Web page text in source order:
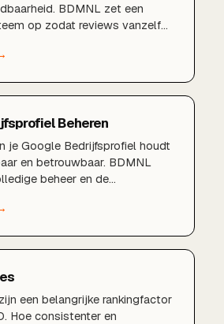
BDMNL zet een
op zodat reviews vanzelf
Beheren
je Google Bedrijfsprofiel houdt
en betrouwbaar. BDMNL
beheer en de
een belangrijke rankingfactor
Hoe consistenter en